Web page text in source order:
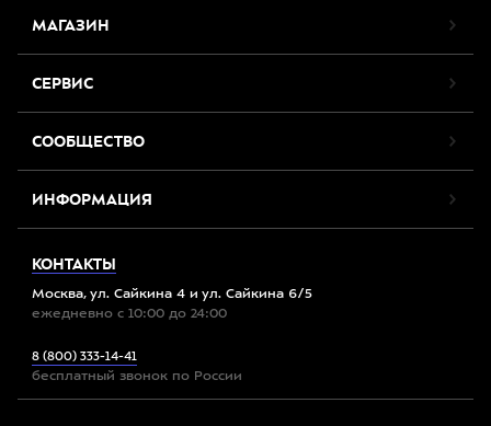
МАГАЗИН
СЕРВИС
СООБЩЕСТВО
ИНФОРМАЦИЯ
КОНТАКТЫ
Москва, ул. Сайкина 4 и ул. Сайкина 6/5
ежедневно с 10:00 до 24:00
8 (800) 333-14-41
бесплатный звонок по России